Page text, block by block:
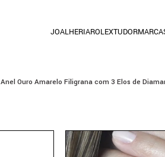
JOALHERIAROLEXTUDOR
Anel Ouro Amarelo Filigrana com 3 Elos de